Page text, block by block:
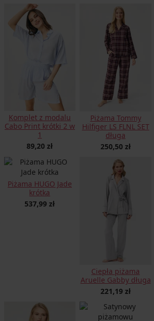
Komplet z modalu
Cabo Print krótki 2 w
1
89,20 zł
Piżama Tommy
Hilfiger LS FLNL SET
długa
250,50 zł
Piżama HUGO Jade
krótka
537,99 zł
Ciepła piżama
Aruelle Gabby długa
221,19 zł